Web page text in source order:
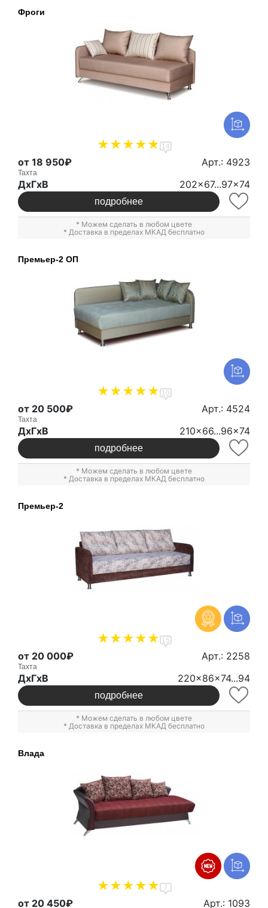
Фроги
14
от 18 950₽ Арт.: 4923
Тахта
ДxГxВ 202x67...97x74
подробнее
* Можем сделать в любом цвете
* Доставка в пределах МКАД бесплатно
Премьер-2 ОП
10
от 20 500₽ Арт.: 4524
Тахта
ДxГxВ 210x66...96x74
подробнее
* Можем сделать в любом цвете
* Доставка в пределах МКАД бесплатно
Премьер-2
15
от 20 000₽ Арт.: 2258
Тахта
ДxГxВ 220x86x74...94
подробнее
* Можем сделать в любом цвете
* Доставка в пределах МКАД бесплатно
Влада
7
от 20 450₽ Арт.: 1093